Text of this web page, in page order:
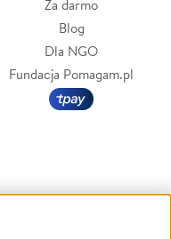
Za darmo
Blog
Dla NGO
Fundacja Pomagam.pl